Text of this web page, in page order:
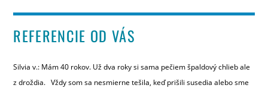
REFERENCIE OD VÁS
Silvia v.: Mám 40 rokov. Už dva roky si sama pečiem špaldový chlieb ale
z droždia. Vždy som sa nesmierne tešila, keď prišili susedia alebo sme